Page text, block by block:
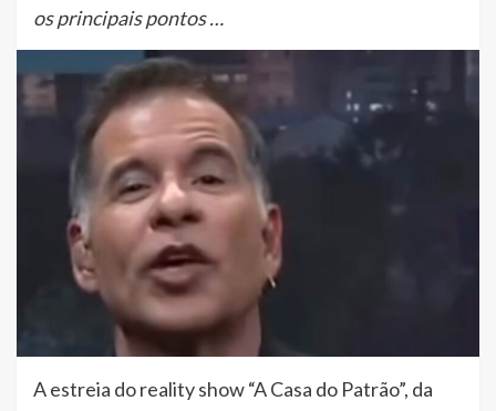
os principais pontos …
A estreia do reality show “A Casa do Patrão”, da